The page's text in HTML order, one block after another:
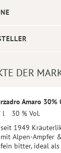
DER
Amaro 30%
l
30 % Vol.
seit 1949
mit Alpen-Ampfer
fein bitter, ideal